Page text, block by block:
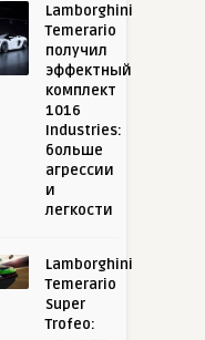
Lamborghini
Temerario
получил
эффектный
комплект
1016
Industries:
больше
агрессии
и
легкости
Lamborghini
Temerario
Super
Trofeo: